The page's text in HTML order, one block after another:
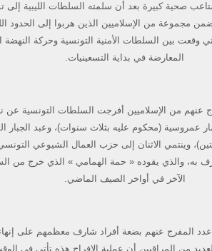
بعد أن سلمته السلطات الليبية إلى تونس في
ضمن مجموعة من الإسلاميين الذين هربوا إلى الحدود الليبية في
السلطات الأمنية التونسية وحركة النهضة الإسلامية
في بداية التسعينيات.
أفرجت السلطات التونسية عن ناشطين
(محكوم عليه بثلاث سنوات)، وعبد الجبار المدوري
الاثنان إلى حزب العمال الشيوعي التونسي(أقصى
يقوده « حمة الهمامي » الذي خرج من السجن هو
في أواخر الصيف الماضي.
عنهم بضعة أفراد شارف معظمهم على إنهاء مدة
أن عملية الإفراج هذه تأتي في الوقت الذي